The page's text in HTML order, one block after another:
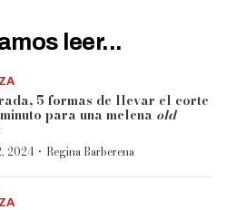
leer...
5 formas de llevar el corte
para una melena old
2024 · Regina Barberena